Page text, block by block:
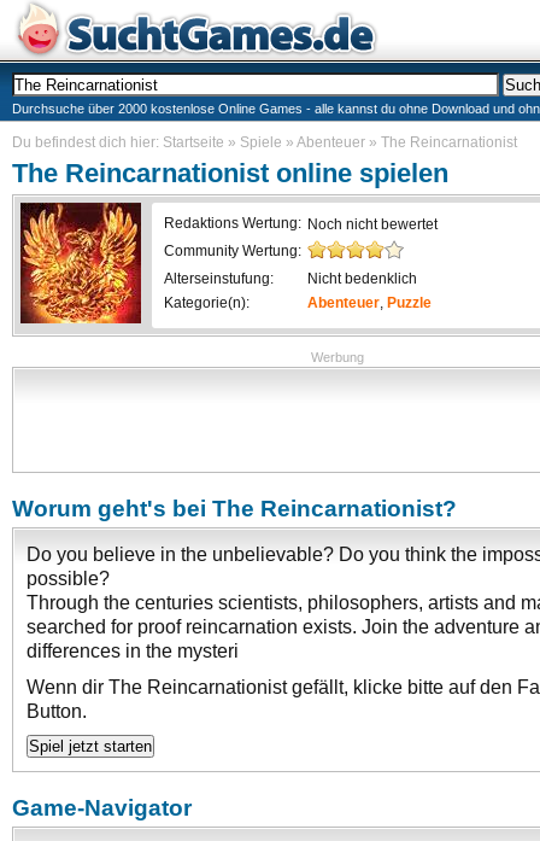
Durchsuche über 2000 kostenlose Online Games - alle kannst du ohne Download und
Du befindest dich hier: Startseite » Spiele » Abenteuer » The Reincarnationist
The Reincarnationist online spielen
Redaktions Wertung: Noch nicht bewertet
Community Wertung:
Alterseinstufung:
Nicht bedenklich
Kategorie(n):
Abenteuer, Puzzle
Werbung
Worum geht's bei The Reincarnationist?
Do you believe in the unbelievable? Do you think the
possible?
Through the centuries scientists, philosophers, artists and
searched for proof reincarnation exists. Join the adventure
differences in the mysteri
Wenn dir The Reincarnationist gefällt, klicke bitte auf den
Button.
Game-Navigator